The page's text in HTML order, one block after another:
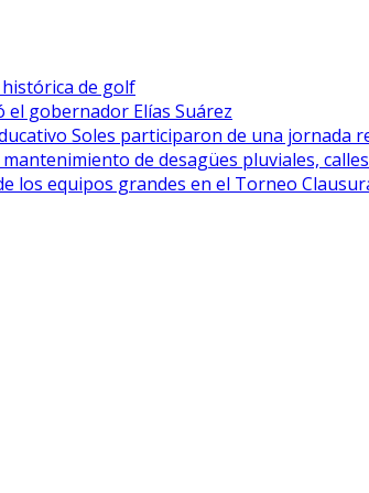
de golf
gobernador Elías Suárez
Soles participaron de una jornada
de desagües pluviales,
los equipos grandes en el Torneo